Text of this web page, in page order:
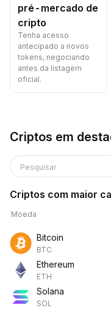
pré-mercado de
cripto
Tenha acesso
antecipado a novos
tokens, negociando
antes da listagem
oficial.
Criptos em
Pesquisar
Criptos com maior
Moeda
Bitcoin
BTC
Ethereum
ETH
Solana
SOL